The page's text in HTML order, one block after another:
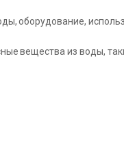
оборудование,
вещества из воды,